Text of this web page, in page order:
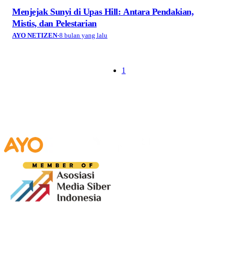
Menjejak Sunyi di Upas Hill: Antara Pendakian,
Mistis, dan Pelestarian
AYO NETIZEN·8 bulan yang lalu
1